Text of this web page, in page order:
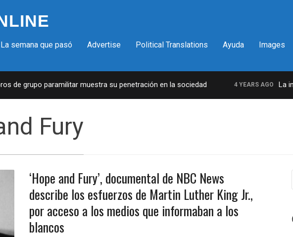
La semana que pasó Advertise Political Translations Ayuda Images
grupo paramilitar muestra su penetración en la sociedad 4 YEARS AGO La
Fury
‘Hope and Fury’, documental de NBC News
describe los esfuerzos de Martin Luther King Jr.,
por acceso a los medios que informaban a los
blancos